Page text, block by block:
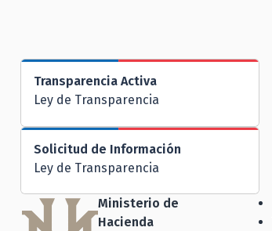
Transparencia Activa
Ley de Transparencia
Solicitud de Información
Ley de Transparencia
Ministerio de
Hacienda